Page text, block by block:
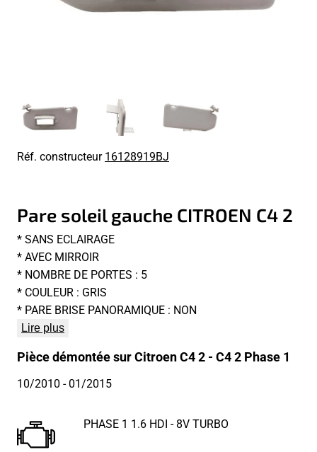
Réf. constructeur16128919BJ
Pare soleil gauche CITROEN C4 2
* SANS ECLAIRAGE
* AVEC MIRROIR
* NOMBRE DE PORTES : 5
* COULEUR : GRIS
* PARE BRISE PANORAMIQUE : NON
Lire plus
Pièce démontée sur Citroen C4 2 - C4 2 Phase 1
10/2010 - 01/2015
PHASE 1 1.6 HDI - 8V TURBO